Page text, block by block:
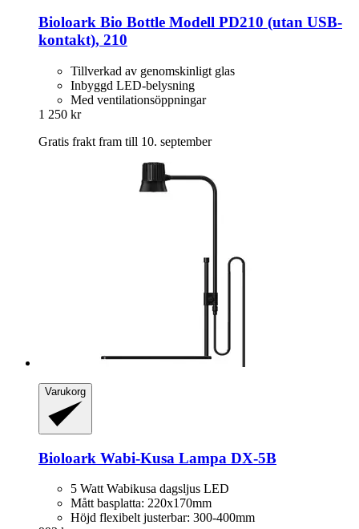
Bioloark Bio Bottle Modell PD210 (utan USB-​
kontakt), 210
Tillverkad av genomskinligt glas
Inbyggd LED-belysning
Med ventilationsöppningar
1 250 kr
Gratis frakt fram till 10. september
Varukorg
Bioloark Wabi-​Kusa Lampa DX-​5B
5 Watt Wabikusa dagsljus LED
Mått basplatta: 220x170mm
Höjd flexibelt justerbar: 300-400mm